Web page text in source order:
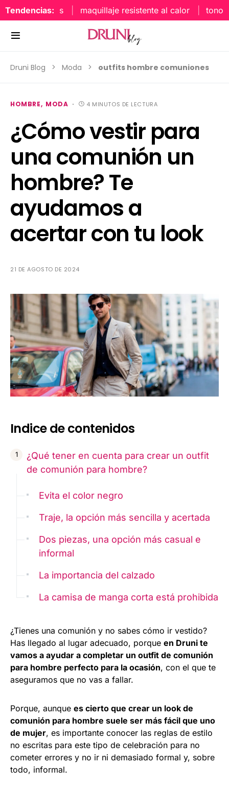
Tendencias: maquillaje resistente al calor tonos
Druni Blog Moda outfits hombre comuniones
HOMBRE MODA 4 MINUTOS DE LECTURA
¿Cómo vestir para
una comunión un
hombre? Te
ayudamos a
acertar con tu look
21 DE AGOSTO DE 2024
Indice de contenidos
¿Qué tener en cuenta para crear un outfit
de comunión para hombre?
Evita el color negro
Traje, la opción más sencilla y acertada
Dos piezas, una opción más casual e
informal
La importancia del calzado
La camisa de manga corta está prohibida
¿Tienes una comunión y no sabes cómo ir vestido?
Has llegado al lugar adecuado, porque en Druni te
vamos a ayudar a completar un outfit de comunión
para hombre perfecto para la ocasión, con el que te
aseguramos que no vas a fallar.
Porque, aunque es cierto que crear un look de
comunión para hombre suele ser más fácil que uno
de mujer, es importante conocer las reglas de estilo
no escritas para este tipo de celebración para no
cometer errores y no ir ni demasiado formal y, sobre
todo, informal.